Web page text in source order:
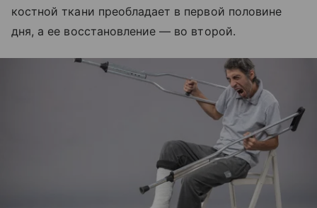
костной ткани преобладает в первой половине
дня, а ее восстановление — во второй.